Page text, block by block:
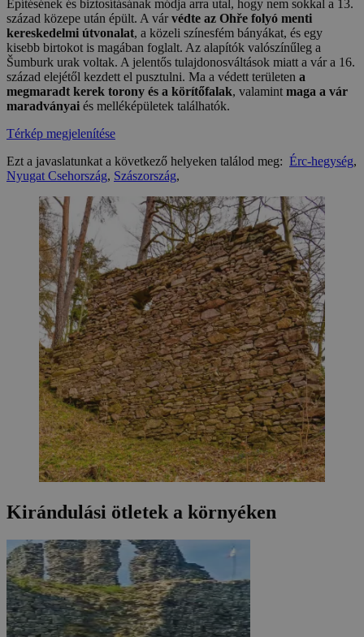
Építésének és biztosításának módja arra utal, hogy nem sokkal a 13.
század közepe után épült. A várvédte az Ohře folyó menti
kereskedelmi útvonalat, a közeli színesfém bányákat, és egy
kisebb birtokot is magában foglalt. Az alapítók valószínűleg a
Šumburk urak voltak. A jelentős tulajdonosváltások miatt a vár a 16.
század elejétől kezdett el pusztulni. Ma a védett területen a
megmaradt kerek torony és a körítőfalak, valamint maga a vár
maradványai és melléképületek találhatók.
Térkép megjelenítése
Ezt a javaslatunkat a következő helyeken találod meg: Érc-hegység,
Nyugat Csehország, Szászország,
Kirándulási ötletek a környéken